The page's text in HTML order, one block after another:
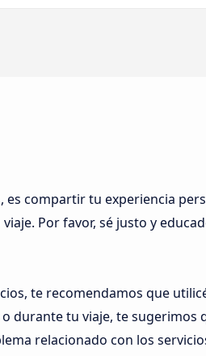
es compartir tu experiencia
Por favor, sé justo y
te recomendamos que
durante tu viaje, te sugerimos
relacionado con los